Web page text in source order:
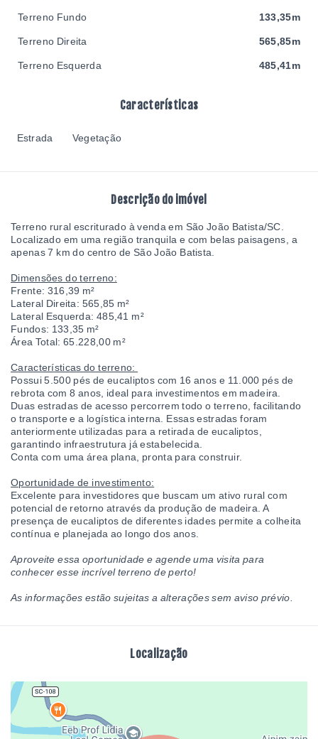
Características
Estrada Vegetação
Descrição do imóvel
Terreno rural escriturado à venda em São João Batista/SC.
Localizado em uma região tranquila e com belas paisagens, a
apenas 7 km do centro de São João Batista.
Dimensões do terreno:
Frente: 316,39 m²
Lateral Direita: 565,85 m²
Lateral Esquerda: 485,41 m²
Fundos: 133,35 m²
Área Total: 65.228,00 m²
Características do terreno:
Possui 5.500 pés de eucaliptos com 16 anos e 11.000 pés de
rebrota com 8 anos, ideal para investimentos em madeira.
Duas estradas de acesso percorrem todo o terreno, facilitando
o transporte e a logística interna. Essas estradas foram
anteriormente utilizadas para a retirada de eucaliptos,
garantindo infraestrutura já estabelecida.
Conta com uma área plana, pronta para construir.
Oportunidade de investimento:
Excelente para investidores que buscam um ativo rural com
potencial de retorno através da produção de madeira. A
presença de eucaliptos de diferentes idades permite a colheita
contínua e planejada ao longo dos anos.
Aproveite essa oportunidade e agende uma visita para
conhecer esse incrível terreno de perto!
As informações estão sujeitas a alterações sem aviso prévio.
Localização
Terreno Fundo 133,35m
Terreno Direita 565,85m
Terreno Esquerda 485,41m